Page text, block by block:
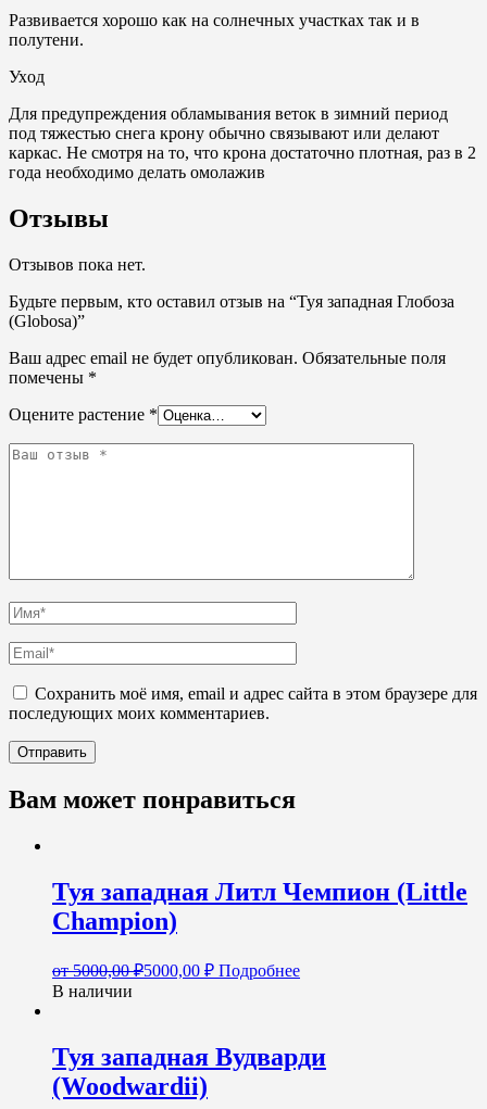
Развивается хорошо как на солнечных участках так и в
полутени.
Ухoд
Для предупреждения обламывания веток в зимний период
под тяжестью снега крону обычно связывают или делают
каркас. Не смотря на то, что крона достаточно плотная, раз в 2
года необходимо делать омолажив
Отзывы
Отзывов пока нет.
Будьте первым, кто оставил отзыв на “Туя западная Глобоза
(Globosa)”
Ваш адрес email не будет опубликован. Обязательные поля
помечены *
Оцените растение *
Сохранить моё имя, email и адрес сайта в этом браузере для
последующих моих комментариев.
Вам может понравиться
Туя западная Литл Чемпион (Little
Champion)
от5000,00₽5000,00 ₽ Подробнее
В наличии
Туя западная Вудварди
(Woodwardii)